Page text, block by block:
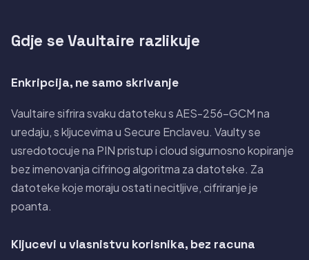
Gdje se Vaultaire razlikuje
Enkripcija, ne samo skrivanje
Vaultaire sifrira svaku datoteku s AES-256-GCM na
uredaju, s kljucevima u Secure Enclaveu. Vaulty se
usredotocuje na PIN pristup i cloud sigurnosno kopiranje
bez imenovanja cifrinog algoritma za datoteke. Za
datoteke koje moraju ostati necitljive, cifriranje je
poanta.
Kljucevi u vlasnistvu korisnika, bez racuna